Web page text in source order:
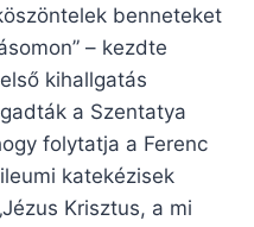
benneteket
– kezdte
kihallgatás
a Szentatya
folytatja a Ferenc
katekézisek
Krisztus, a mi